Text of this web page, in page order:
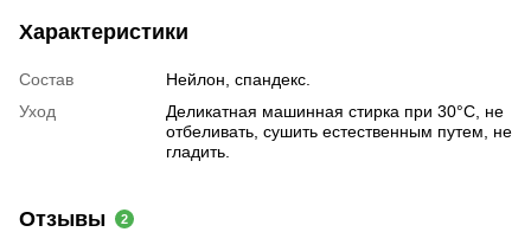
Характеристики
Состав
Нейлон, спандекс.
Уход
Деликатная машинная стирка при 30°C, не
отбеливать, сушить естественным путем, не
гладить.
Отзывы 2